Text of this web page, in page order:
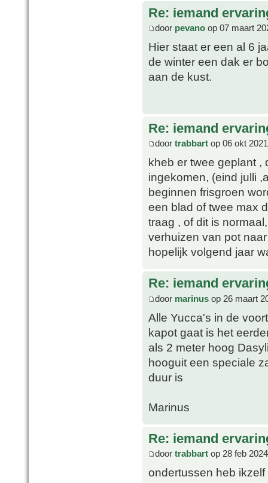
Re: iemand
door pevano op 07 maart
Hier staat er een al 6
de winter een dak er
aan de kust.
Re: iemand
door trabbart op 06 okt
kheb er twee geplant ,
ingekomen, (eind julli
beginnen frisgroen
een blad of twee max
traag , of dit is
verhuizen van pot
hopelijk volgend jaar
Re: iemand
door marinus op 26 maart
Alle Yucca's in de
kapot gaat is het
als 2 meter hoog
hooguit een speciale
duur is
Marinus
Re: iemand
door trabbart op 28 feb
ondertussen heb